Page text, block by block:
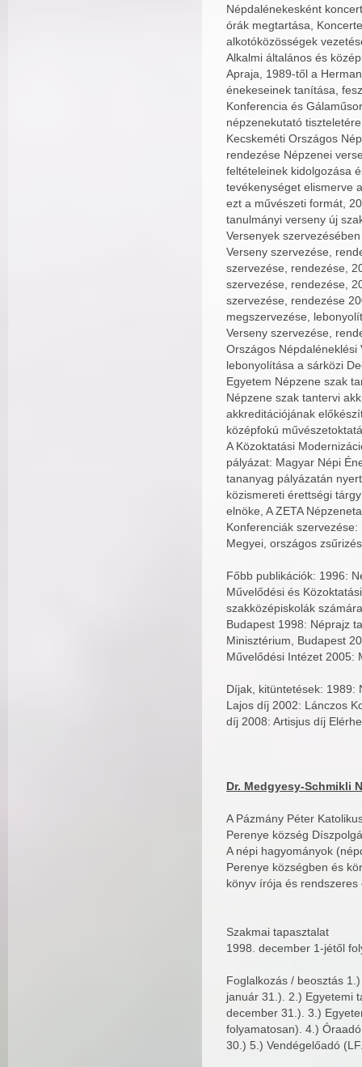
Népdalénekesként
órák megtartása,
alkotóközösségek
Alkalmi általános és
Apraja, 1989-től a
énekeseinek tanítása,
Konferencia és
népzenekutató
Kecskeméti Országos
rendezése Népzenei
feltételeinek kidolgozása
tevékenységet elismerve
ezt a művészeti formát,
tanulmányi verseny új
Versenyek
Verseny szervezése,
szervezése, rendezése,
szervezése, rendezése,
szervezése, rendezése
megszervezése,
Verseny szervezése,
Országos
lebonyolítása a sárközi
Egyetem Népzene szak
Népzene szak tantervi
akkreditációjának
középfokú
A Közoktatási
pályázat: Magyar Népi
tananyag pályázatán
közismereti érettségi
elnöke, A ZETA
Konferenciák
Megyei, országos
Főbb publikációk: 1996:
Művelődési és
szakközépiskolák
Budapest 1998: Néprajz
Minisztérium, Budapest
Művelődési Intézet 2005:
Díjak, kitüntetések: 1989:
Lajos díj 2002: Lánczos
díj 2008: Artisjus díj
Dr. Medgyesy-Schmikli
A Pázmány Péter
Perenye község
A népi hagyományok
Perenye községben és
könyv írója és
Szakmai tapasztalat
1998. december 1-jétől
Foglalkozás / beosztás
január 31.). 2.) Egyetemi
december 31.). 3.)
folyamatosan). 4.)
30.) 5.) Vendégelőadó